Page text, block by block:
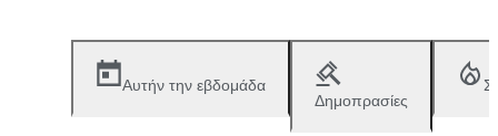
Αυτήν την εβδομάδα
Δημοπρασίες